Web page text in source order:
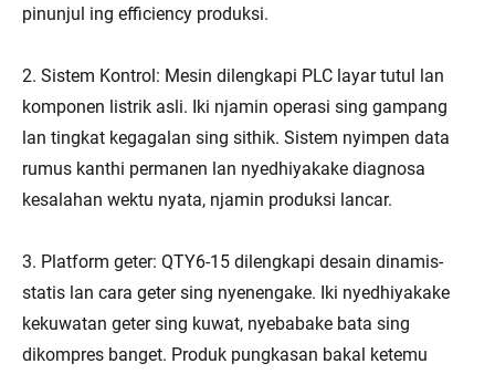
pinunjul ing efficiency produksi.
2. Sistem Kontrol: Mesin dilengkapi PLC layar tutul lan
komponen listrik asli. Iki njamin operasi sing gampang
lan tingkat kegagalan sing sithik. Sistem nyimpen data
rumus kanthi permanen lan nyedhiyakake diagnosa
kesalahan wektu nyata, njamin produksi lancar.
3. Platform geter: QTY6-15 dilengkapi desain dinamis-
statis lan cara geter sing nyenengake. Iki nyedhiyakake
kekuwatan geter sing kuwat, nyebabake bata sing
dikompres banget. Produk pungkasan bakal ketemu